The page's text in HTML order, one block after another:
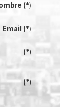
bajo el
(*)
Email (*)
(*)
(*)